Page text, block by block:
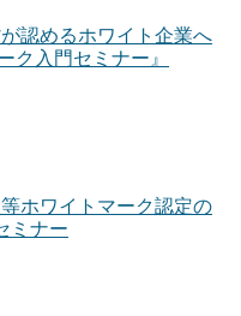
認めるホワイト企業へ
入門セミナー』
ホワイトマーク認定の
ミナー